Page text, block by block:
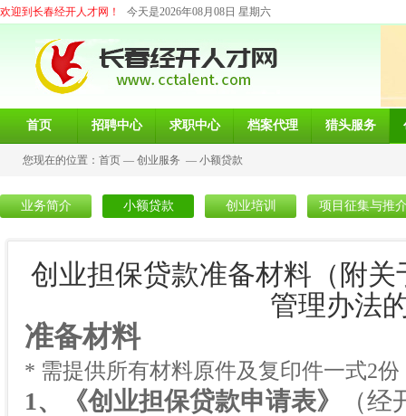
欢迎到长春经开人才网！ 今天是2026年08月08日 星期六
首页 招聘中心 求职中心 档案代理 猎头服务
您现在的位置： 首页 — 创业服务 — 小额贷款
业务简介 小额贷款 创业培训 项目征集与推
创业担保贷款准备材料（附
管理办法
准备材料
* 需提供所有材料原件及复印件一式2份
1、《创业担保贷款申请表》
（